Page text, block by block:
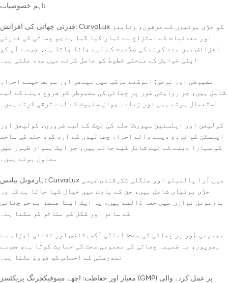
اہم خصوصیات:
قدرتی چھاتی کی افزائش: CurvaLux کو جڑی بوٹیوں کے عرقوں، وٹامنز
اور معدنیات کے امتزاج سے تیار کیا گیا ہے جو چھاتی کی قدرتی
افزائش میں مدد کرنے کی صلاحیت کے لیے جانا جاتا ہے، جس سے آپ کو
اپنی خواہش کے منحنی خطوط کو حاصل کرنے میں مدد ملتی ہے۔
مضبوطی اور ترقی: انوکھے مرکب میں میتھی اور سونف جیسے اجزاء
شامل ہیں، جو روایتی طور پر چھاتی کی مضبوطی کو فروغ دینے کے لیے
استعمال ہوتے ہیں اور زیادہ جوان سلہوٹ کے لیے ترقی کرتے ہیں۔
کولیجن اور ایلسٹین سپورٹ: جلد کی لچک کے لیے ضروری، کولیجن اور
ایلسٹن کو فروغ دینے والے اجزاء چھاتیوں کے ارد گرد جلد کی ساخت
کو سہارا دینے کے لیے شامل کیے جاتے ہیں، جو ایک ہموار ظہور میں
معاون ہوتے ہیں۔
ہارمونل بیلنس: CurvaLux میں آرا پالمیٹو اور جنگلی شکرقندی جیسی
جڑی بوٹیاں شامل ہیں، جن کے بارے میں خیال کیا جاتا ہے کہ وہ
ہارمونل توازن میں حصہ ڈالتے ہیں، یہ ایک ایسا عنصر ہے جو چھاتی
کے سائز اور شکل کو متاثر کر سکتا ہے۔
مجموعی طور پر چھاتی کی صحت: اینٹی آکسیڈنٹس اور غذائی اجزاء سے
بھرپور، یہ ضمیمہ چھاتی کی مجموعی صحت کی حمایت کرتا ہے، جس سے
تندرستی کے احساس کو فروغ ملتا ہے۔
معیار اور حفاظت: اچھے مینوفیکچرنگ پریکٹسز (GMP) پر عمل کرنے والی